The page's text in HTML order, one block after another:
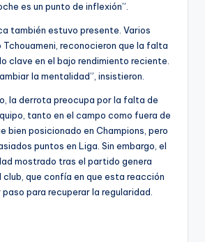
es un punto de inflexión”.
también estuvo presente. Varios
Tchouameni, reconocieron que la falta
clave en el bajo rendimiento reciente.
la mentalidad”, insistieron.
la derrota preocupa por la falta de
tanto en el campo como fuera de
bien posicionado en Champions, pero
puntos en Liga. Sin embargo, el
mostrado tras el partido genera
club, que confía en que esta reacción
para recuperar la regularidad.